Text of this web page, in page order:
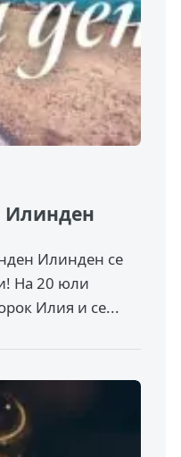
Илинден
Илинден се
На 20 юли
Илия и се...